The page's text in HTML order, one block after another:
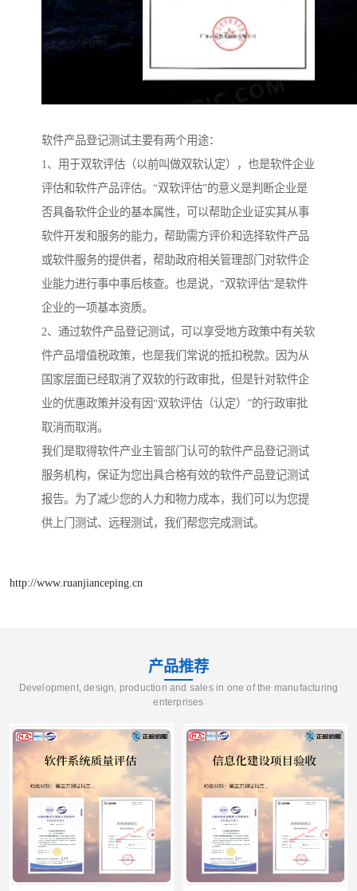
软件产品登记测试主要有两个用途：
1、用于双软评估（以前叫做双软认定），也是软件企业
评估和软件产品评估。“双软评估”的意义是判断企业是
否具备软件企业的基本属性，可以帮助企业证实其从事
软件开发和服务的能力，帮助需方评价和选择软件产品
或软件服务的提供者，帮助政府相关管理部门对软件企
业能力进行事中事后核查。也是说，“双软评估”是软件
企业的一项基本资质。
2、通过软件产品登记测试，可以享受地方政策中有关软
件产品增值税政策，也是我们常说的抵扣税款。因为从
国家层面已经取消了双软的行政审批，但是针对软件企
业的优惠政策并没有因“双软评估（认定）”的行政审批
取消而取消。
我们是取得软件产业主管部门认可的软件产品登记测试
服务机构，保证为您出具合格有效的软件产品登记测试
报告。为了减少您的人力和物力成本，我们可以为您提
供上门测试、远程测试，我们帮您完成测试。
http://www.ruanjianceping.cn
产品推荐
Development, design, production and sales in one of the manufacturing
enterprises